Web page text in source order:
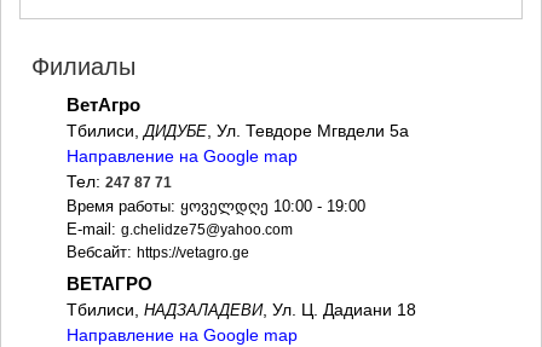
ЦАГЕРИ
СВАНЕТИЯ
ЗУГДИДИ
МАРТВИЛИ
МЕСТИА
СЕНАКИ
ПОТИ
ЧХОРОЦКУ
ЦАЛЕНДЖИХА
ХОБИ
АНАКЛИА
ДЖВАРИ
Филиалы
ВетАгро
Тбилиси, ДИДУБЕ , Ул. Тевдоре Мгвдели 5а
Направление на Google map
Тел: 247 87 71
Время работы: ყოველდღე 10:00 - 19:00
E-mail: g.chelidze75@yahoo.com
Вебсайт: https://vetagro.ge
ВЕТАГРО
Тбилиси, НАДЗАЛАДЕВИ, Ул. Ц. Дадиани 18
Направление на Google map